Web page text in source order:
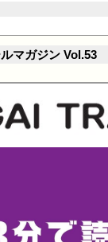
マガジン Vol.53